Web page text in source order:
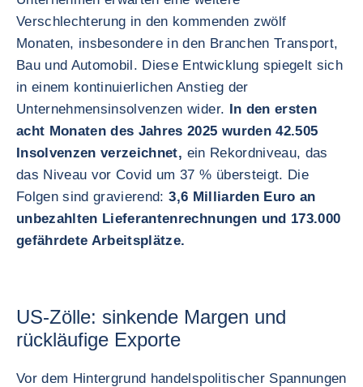
Verschlechterung in den kommenden zwölf
Monaten, insbesondere in den Branchen Transport,
Bau und Automobil. Diese Entwicklung spiegelt sich
in einem kontinuierlichen Anstieg der
Unternehmensinsolvenzen wider. In den ersten
acht Monaten des Jahres 2025 wurden 42.505
Insolvenzen verzeichnet, ein Rekordniveau, das
das Niveau vor Covid um 37 % übersteigt. Die
Folgen sind gravierend: 3,6 Milliarden Euro an
unbezahlten Lieferantenrechnungen und 173.000
gefährdete Arbeitsplätze.
US-Zölle: sinkende Margen und
rückläufige Exporte
Vor dem Hintergrund handelspolitischer Spannungen